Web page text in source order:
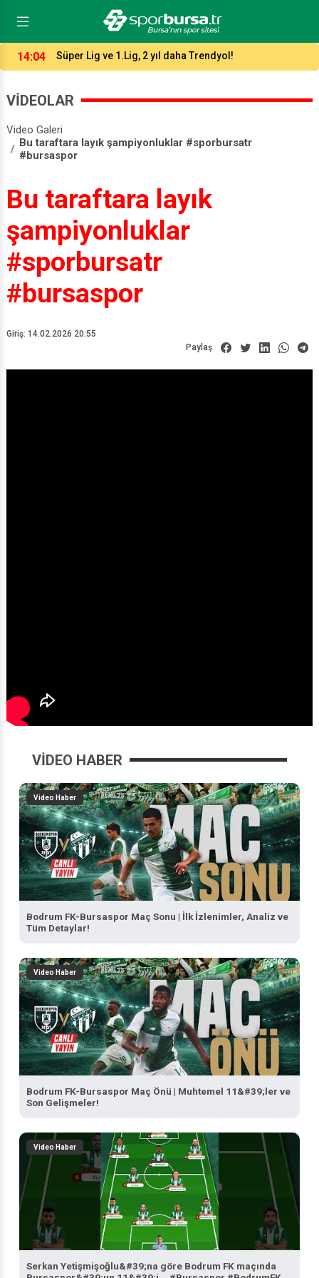
13:47 Karacabey, 9 transferle kadrosunu güçlendirdi!
VİDEOLAR
Video Galeri
Bu taraftara layık şampiyonluklar #sporbursatr
#bursaspor
Bu taraftara layık
şampiyonluklar
#sporbursatr
#bursaspor
Giriş: 14.02.2026 20:55
Paylaş
VIDEO HABER
Video Haber
Bodrum FK-Bursaspor Maç Sonu | İlk İzlenimler, Analiz ve
Tüm Detaylar!
Video Haber
Bodrum FK-Bursaspor Maç Önü | Muhtemel 11&#39;ler ve
Son Gelişmeler!
Video Haber
Serkan Yetişmişoğlu&#39;na göre Bodrum FK maçında